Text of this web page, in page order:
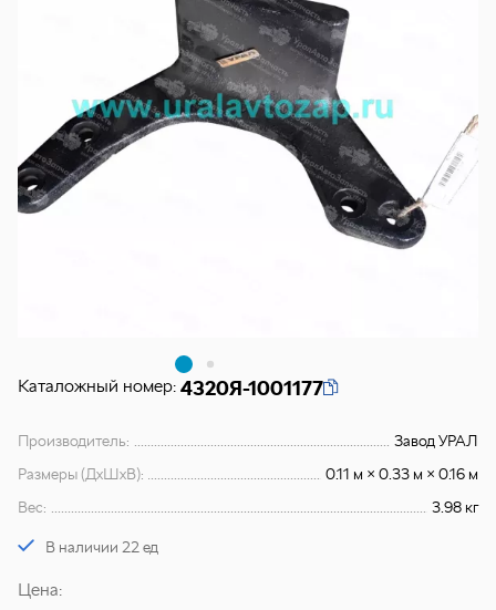
Каталожный номер: 4320Я-1001177
Производитель:
Завод УРАЛ
Размеры (ДхШхВ):
0.11 м × 0.33 м × 0.16 м
Вес:
3.98 кг
В наличии 22 ед
Цена: